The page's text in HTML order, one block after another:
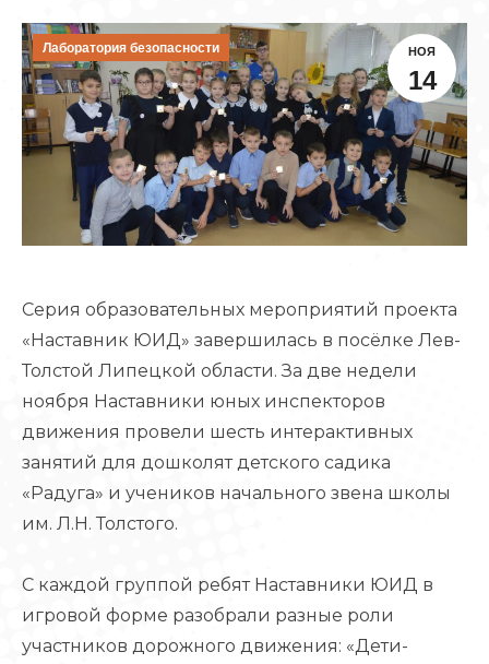
НОЯ
14
Лаборатория безопасности
Серия образовательных мероприятий проекта
«Наставник ЮИД» завершилась в посёлке Лев-
Толстой Липецкой области. За две недели
ноября Наставники юных инспекторов
движения провели шесть интерактивных
занятий для дошколят детского садика
«Радуга» и учеников начального звена школы
им. Л.Н. Толстого.
С каждой группой ребят Наставники ЮИД в
игровой форме разобрали разные роли
участников дорожного движения: «Дети-